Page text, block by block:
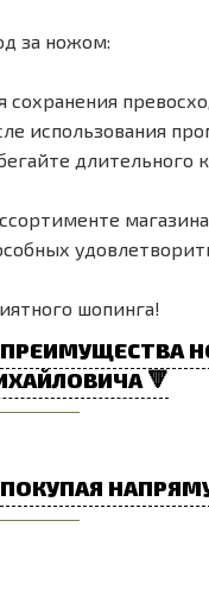
за ножом:
сохранения
использования
длительного
шопинга!
ПРЕИМУЩЕСТВА
🔻
ПОКУПАЯ